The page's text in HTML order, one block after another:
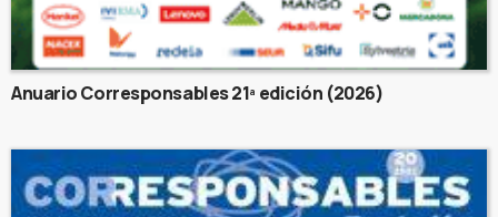
Anuario Corresponsables 21ª edición (2026)